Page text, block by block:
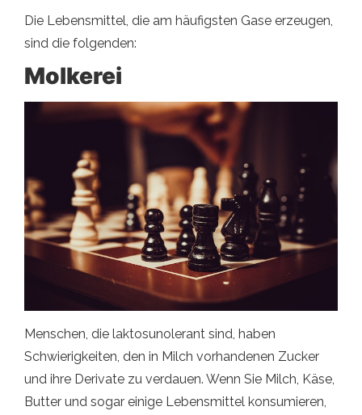
Die Lebensmittel, die am häufigsten Gase erzeugen,
sind die folgenden:
Molkerei
Menschen, die laktosunolerant sind, haben
Schwierigkeiten, den in Milch vorhandenen Zucker
und ihre Derivate zu verdauen. Wenn Sie Milch, Käse,
Butter und sogar einige Lebensmittel konsumieren,